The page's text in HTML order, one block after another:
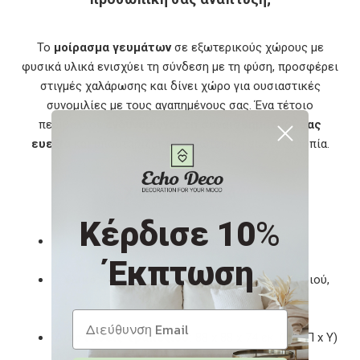
Το μοίρασμα γευμάτωνσε εξωτερικούς χώρους με
φυσικά υλικά ενισχύει τη σύνδεση με τη φύση, προσφέρει
στιγμές χαλάρωσης και δίνει χώρο για ουσιαστικές
συνομιλίες με τους αγαπημένους σας. Ένα τέτοιο
περιβάλλον
ενδυναμώνει τη συναισθηματική σας
ευεξία
και υποστηρίζει την εσωτερική σας ισορροπία.
Χαρακτηριστικά
Χρώμα μαξιλαριού: Λευκό κρεμ
Μασίφ ξύλο ακακίας με φινίρισμα λαδιού,
πολυεστερικό ύφασμα
Διαστάσεις τραπεζιού: 88 x 88 x 74 εκ. (Μ x Π x Υ)
Κέρδισε 10%
Έκπτωση